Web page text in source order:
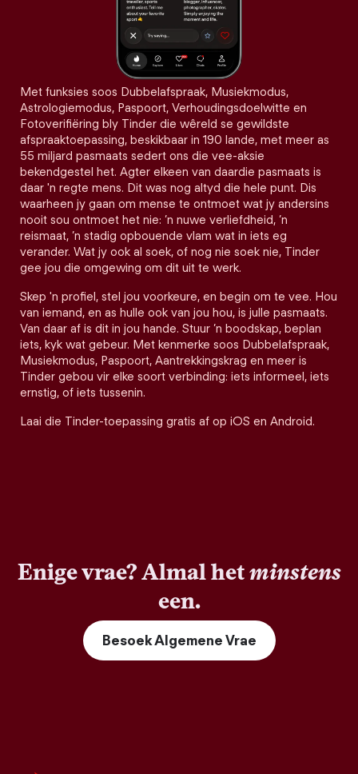
Met funksies soos Dubbelafspraak, Musiekmodus,
Astrologiemodus, Paspoort, Verhoudingsdoelwitte en
Fotoverifiëring bly Tinder die wêreld se gewildste
afspraaktoepassing, beskikbaar in 190 lande, met meer as
55 miljard pasmaats sedert ons die vee-aksie
bekendgestel het. Agter elkeen van daardie pasmaats is
daar 'n regte mens. Dit was nog altyd die hele punt. Dis
waarheen jy gaan om mense te ontmoet wat jy andersins
nooit sou ontmoet het nie: ’n nuwe verliefdheid, ’n
reismaat, ’n stadig opbouende vlam wat in iets eg
verander. Wat jy ook al soek, of nog nie soek nie, Tinder
gee jou die omgewing om dit uit te werk.
Skep 'n profiel, stel jou voorkeure, en begin om te vee. Hou
van iemand, en as hulle ook van jou hou, is julle pasmaats.
Van daar af is dit in jou hande. Stuur ’n boodskap, beplan
iets, kyk wat gebeur. Met kenmerke soos Dubbelafspraak,
Musiekmodus, Paspoort, Aantrekkingskrag en meer is
Tinder gebou vir elke soort verbinding: iets informeel, iets
ernstig, of iets tussenin.
Laai die Tinder-toepassing gratis af op iOS en Android.
Enige vrae? Almal hetminstens
een.
Besoek Algemene Vrae